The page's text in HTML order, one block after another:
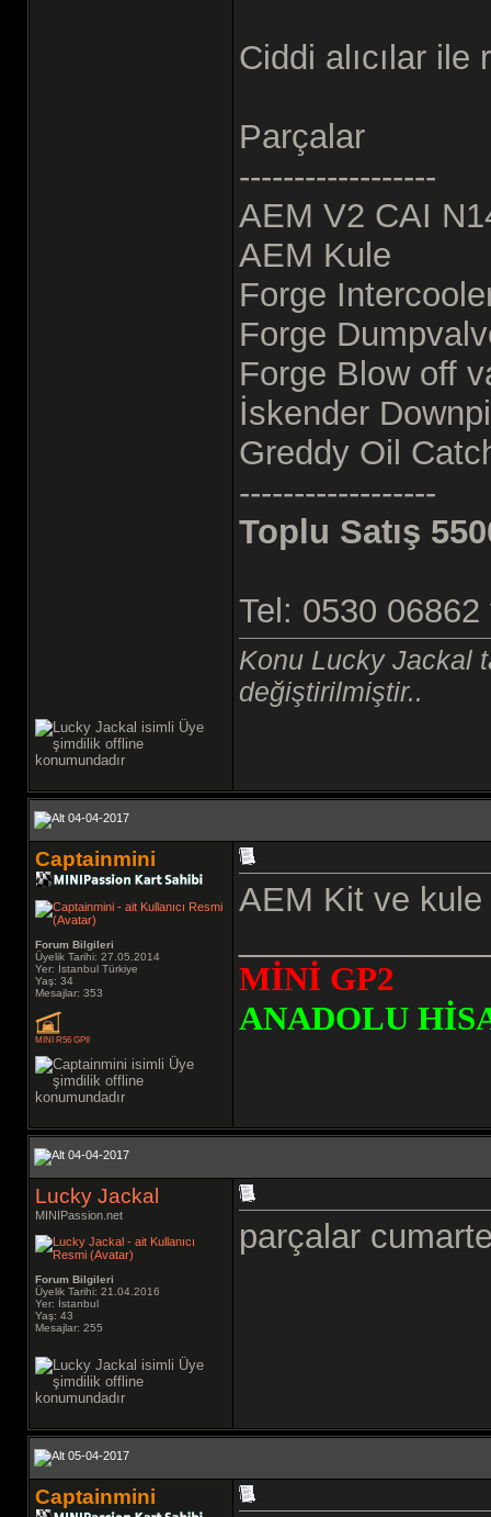
Ciddi alıcılar
Parçalar
------------------
AEM V2 CAI
AEM Kule
Forge
Forge
Forge Blow off
İskender
Greddy Oil
------------------
Toplu Satış
Tel: 0530
Konu Lucky Jackal
değiştirilmiştir..
04-04-2017
Captainmini
Forum Bilgileri
Üyelik Tarihi: 27.05.2014
Yer: İstanbul Türkiye
Yaş: 34
Mesajlar: 353
MINI R56 GPII
AEM Kit ve
MİNİ GP2
ANADOLU
04-04-2017
Lucky Jackal
MINIPassion.net
Forum Bilgileri
Üyelik Tarihi: 21.04.2016
Yer: İstanbul
Yaş: 43
Mesajlar: 255
parçalar
05-04-2017
Captainmini